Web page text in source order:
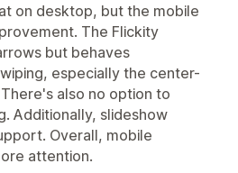
on desktop, but the mobile
The Flickity
but behaves
especially the center-
also no option to
Additionally, slideshow
Overall, mobile
attention.